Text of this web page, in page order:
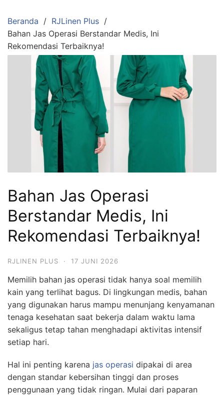
ke
konten
Beranda
RJLinen Plus
Bahan Jas Operasi Berstandar Medis, Ini
Rekomendasi Terbaiknya!
Bahan Jas Operasi
Berstandar Medis, Ini
Rekomendasi Terbaiknya!
RJLINEN PLUS · 17 JUNI 2026
Memilih bahan jas operasi tidak hanya soal memilih
kain yang terlihat bagus. Di lingkungan medis, bahan
yang digunakan harus mampu menunjang kenyamanan
tenaga kesehatan saat bekerja dalam waktu lama
sekaligus tetap tahan menghadapi aktivitas intensif
setiap hari.
Hal ini penting karena jas operasi dipakai di area
dengan standar kebersihan tinggi dan proses
penggunaan yang tidak ringan. Mulai dari paparan